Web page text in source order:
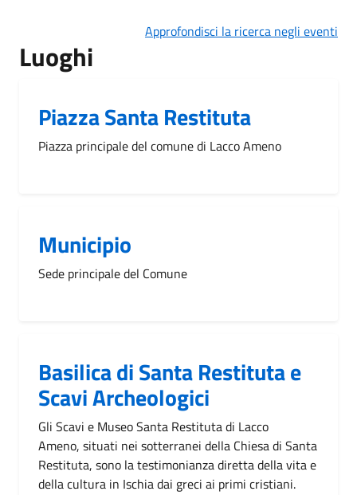
Approfondisci la ricerca negli eventi
Luoghi
Piazza Santa Restituta
Piazza principale del comune di Lacco Ameno
Municipio
Sede principale del Comune
Basilica di Santa Restituta e
Scavi Archeologici
Gli Scavi e Museo Santa Restituta di Lacco
Ameno, situati nei sotterranei della Chiesa di Santa
Restituta, sono la testimonianza diretta della vita e
della cultura in Ischia dai greci ai primi cristiani.